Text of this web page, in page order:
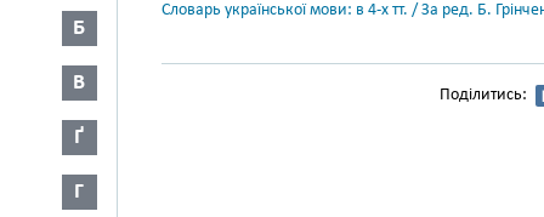
Б
В
Ґ
Г
Словарь української мови: в 4-х тт. / За ред. Б.
Поділитись: